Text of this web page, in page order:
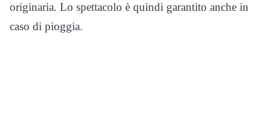
originaria. Lo spettacolo è quindi garantito anche in
caso di pioggia.